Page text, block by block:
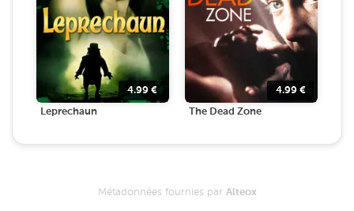
4.99 €
Leprechaun
4.99 €
The Dead Zone
Métadonnées fournies par Alteox